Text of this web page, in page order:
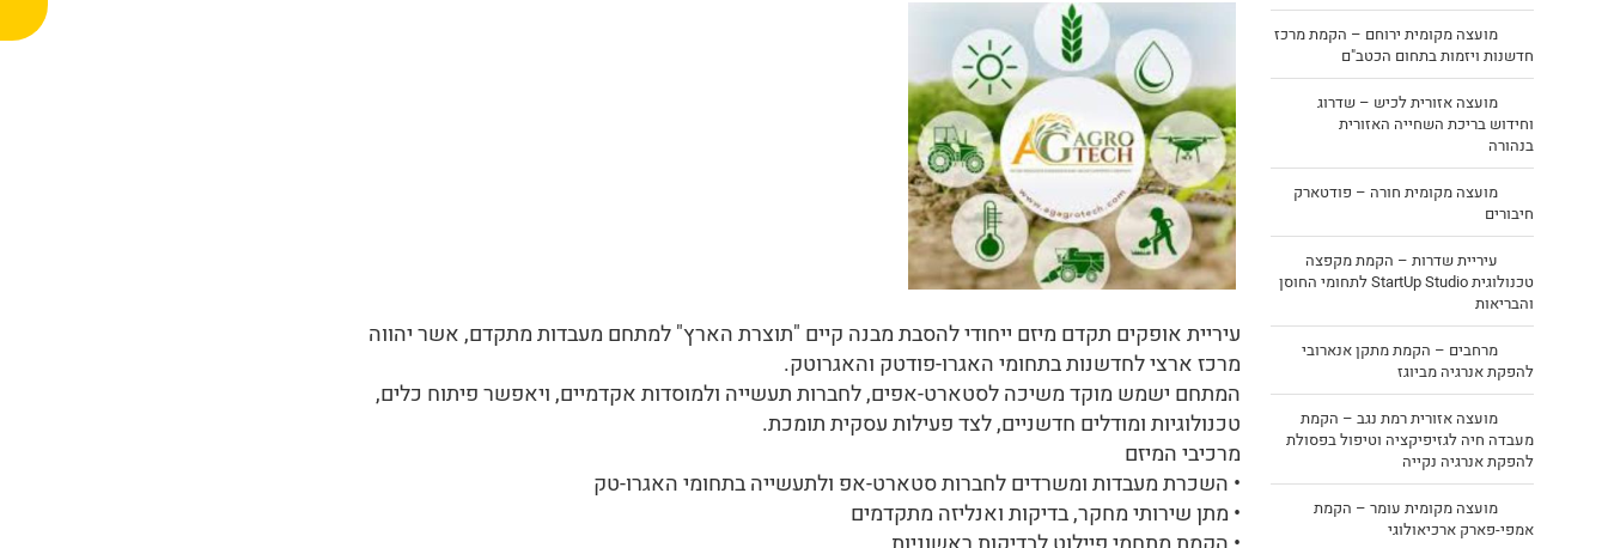
מועצה מקומית ירוחם – הקמת מרכז
חדשנות ויזמות בתחום הכטב"ם
מועצה אזורית לכיש – שדרוג
וחידוש בריכת השחייה האזורית
בנהורה
מועצה מקומית חורה – פודטארק
חיבורים
עיריית שדרות – הקמת מקפצה
טכנולוגית StartUp Studio לתחומי החוסן
והבריאות
מרחבים – הקמת מתקן אנארובי
להפקת אנרגיה מביוגז
מועצה אזורית רמת נגב – הקמת
מעבדה חיה לגזיפיקציה וטיפול בפסולת
להפקת אנרגיה נקייה
מועצה מקומית עומר – הקמת
אמפי-פארק ארכיאולוגי
עיריית אופקים תקדם מיזם ייחודי להסבת מבנה קיים "תוצרת הארץ" למתחם מעבדות מתקדם, אשר יהווה
מרכז ארצי לחדשנות בתחומי האגרו-פודטק והאגרוטק.
המתחם ישמש מוקד משיכה לסטארט-אפים, לחברות תעשייה ולמוסדות אקדמיים, ויאפשר פיתוח כלים,
טכנולוגיות ומודלים חדשניים, לצד פעילות עסקית תומכת.
מרכיבי המיזם
• השכרת מעבדות ומשרדים לחברות סטארט-אפ ולתעשייה בתחומי האגרו-טק
• מתן שירותי מחקר, בדיקות ואנליזה מתקדמים